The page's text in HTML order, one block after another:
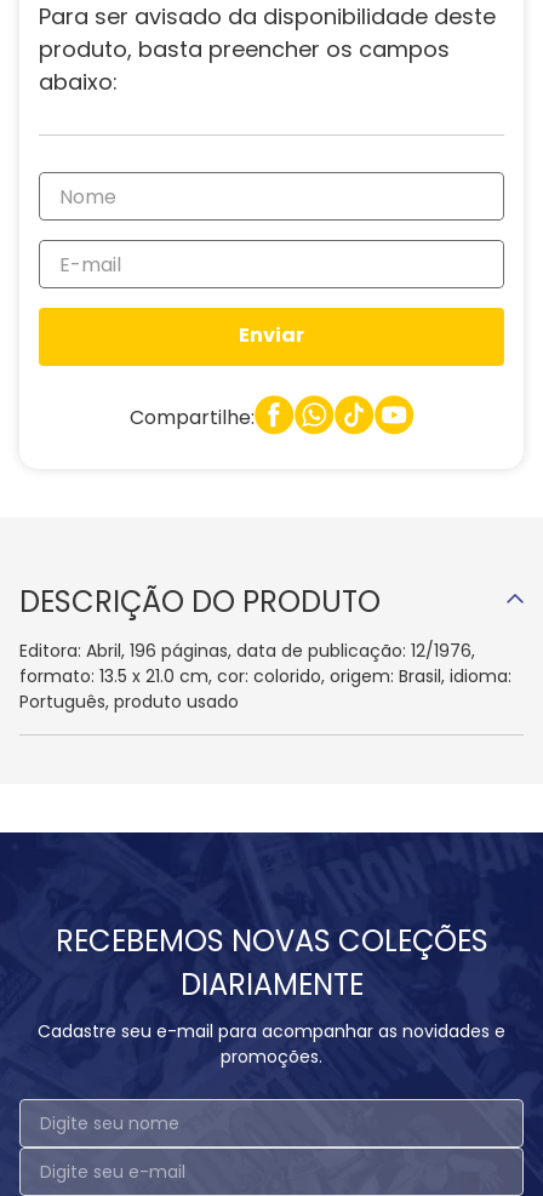
Para ser avisado da disponibilidade deste
produto, basta preencher os campos
abaixo:
Enviar
Compartilhe:
DESCRIÇÃO DO PRODUTO
Editora: Abril, 196 páginas, data de publicação: 12/1976,
formato: 13.5 x 21.0 cm, cor: colorido, origem: Brasil, idioma:
Português, produto usado
RECEBEMOS NOVAS COLEÇÕES
DIARIAMENTE
Cadastre seu e-mail para acompanhar as novidades e
promoções.